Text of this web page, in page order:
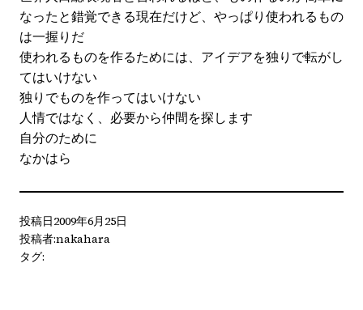
なったと錯覚できる現在だけど、やっぱり使われるもの
は一握りだ
使われるものを作るためには、アイデアを独りで転がし
てはいけない
独りでものを作ってはいけない
人情ではなく、必要から仲間を探します
自分のために
なかはら
投稿日2009年6月25日
投稿者:nakahara
タグ: